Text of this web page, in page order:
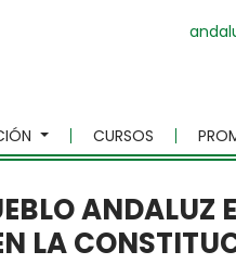
CURSOS
ANDALUZ
LA